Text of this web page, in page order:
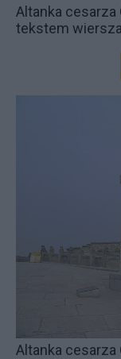
Altanka
tekstem wiersza
Altanka